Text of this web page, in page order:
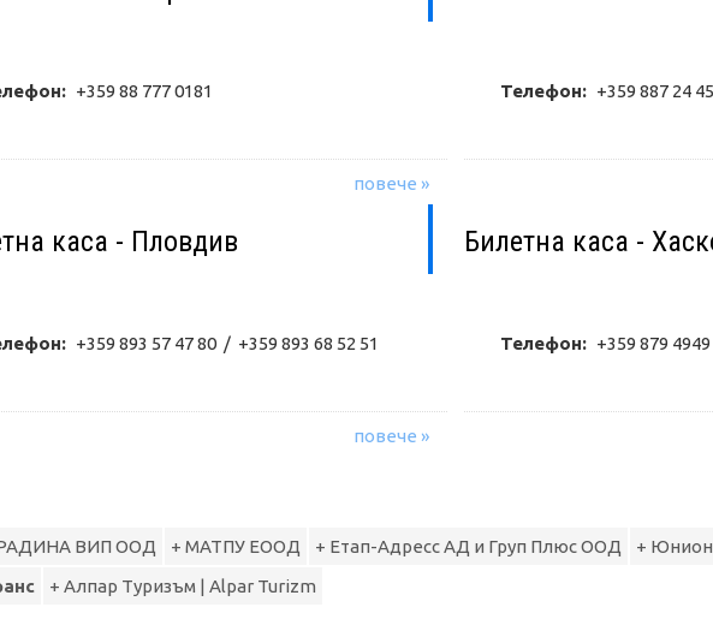
+359 88 777 0181
повече »
Телефон: +359 887 24
каса - Пловдив
+359 893 57 47 80 / +359 893 68 52 51
повече »
Билетна каса -
Телефон: +359 879 4949
ВИП ООД + МАТПУ ЕООД + Етап-Адресс АД и Груп Плюс ООД +
+ Алпар Туризъм | Alpar Turizm